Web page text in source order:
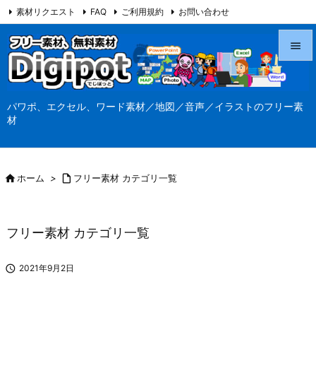
パワポ、エクセル、ワード素材／地図／音声／イラストのフリー素
材



素材リクエスト FAQ ご利用規約 お問い合わせ
当サイト（Digipot.net）について
ホーム >  フリー素材 カテゴリ一覧
フリー素材 カテゴリ一覧
 2021年9月2日